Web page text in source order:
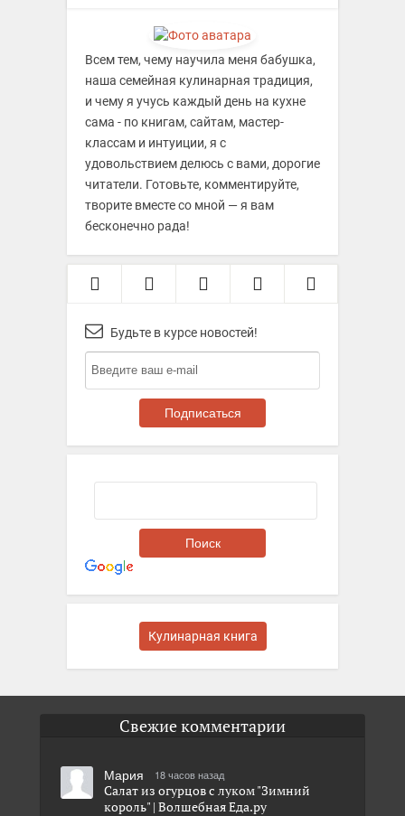
Всем тем, чему научила меня бабушка,
наша семейная кулинарная традиция,
и чему я учусь каждый день на кухне
сама - по книгам, сайтам, мастер-
классам и интуиции, я с
удовольствием делюсь с вами, дорогие
читатели. Готовьте, комментируйте,
творите вместе со мной — я вам
бесконечно рада!
Будьте в курсе новостей!
Кулинарная книга
Свежие комментарии
Мария 18 часов назад
Салат из огурцов с луком "Зимний
король" | Волшебная Eда.ру